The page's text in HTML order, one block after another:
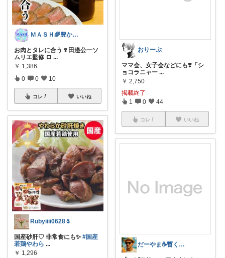
ＭＡＳＨ🌈豊かな生活へカスタマイズ🌈
お肉とタレに合う🍷田邉公一ソ
ムリエ監修 ロ ...
￥ 1,386
0 0 10
コレ いいね
Rubyiiii0628🌷
国産砂肝♡ 非常食にも✨ #国産
若鶏やわら ...
￥ 1,296
おりーぶ
ママ会、女子会などにも❣️「シ
ョコラニャー ...
￥ 2,750
掲載終了
1 0 44
コレ いいね
だーやま☕️暫くお休みします🙇‍♂️